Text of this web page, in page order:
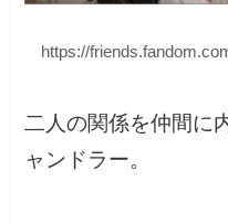
https://
二人の関係を仲間に
ャンドラー。